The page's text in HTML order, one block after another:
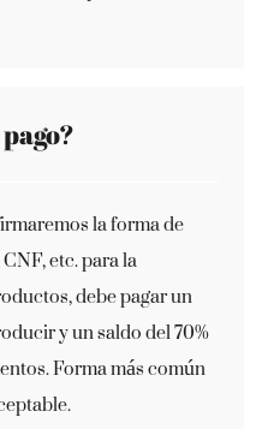
la forma de
etc. para la
debe pagar un
y un saldo del 70%
Forma más común